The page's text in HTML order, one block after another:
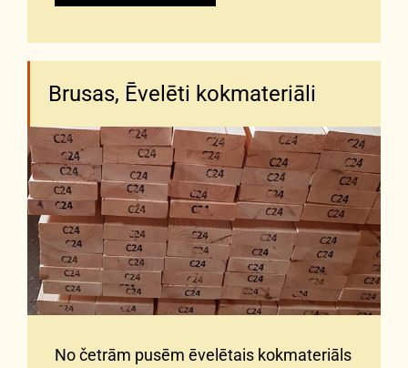
Brusas, Ēvelēti kokmateriāli
No četrām pusēm ēvelētais kokmateriāls